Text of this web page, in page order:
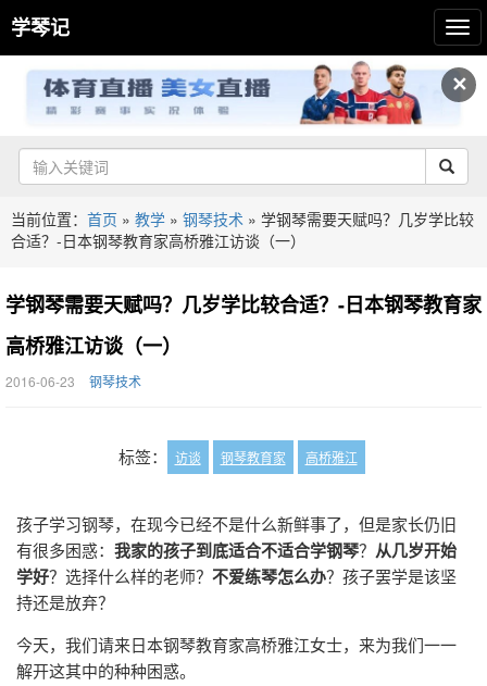
✕
学琴记
当前位置： 首页 » 教学 » 钢琴技术 » 学钢琴需要天赋吗？几岁学比较
合适？-日本钢琴教育家高桥雅江访谈（一）
学钢琴需要天赋吗？几岁学比较合适？-日本钢琴教育家
高桥雅江访谈（一）
2016-06-23 钢琴技术
标签： 访谈 钢琴教育家 高桥雅江
孩子学习钢琴，在现今已经不是什么新鲜事了，但是家长仍旧
有很多困惑： 我家的孩子到底适合不适合学钢琴？ 从几岁开始
学好？选择什么样的老师？ 不爱练琴怎么办？孩子罢学是该坚
持还是放弃？
今天，我们请来日本钢琴教育家高桥雅江女士，来为我们一一
解开这其中的种种困惑。